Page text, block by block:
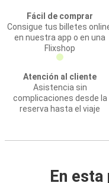
Fácil de comprar
Consigue tus billetes
en nuestra app o en una
Flixshop
Atención al cliente
Asistencia sin
complicaciones desde la
reserva hasta el viaje
En esta